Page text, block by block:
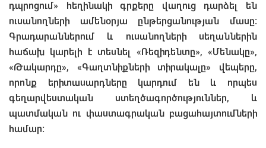
դպրոցում» հեղինակի գրքերը վաղուց դարձել են
ուսանողների ամենօրյա ընթերցանության մասը։
Գրադարաններում և ուսանողների սեղաններին
հաճախ կարելի է տեսնել «Ռեզիդենտը», «Մենակը»,
«Թակարդը», «Գաղտնիքների տիրակալը» վեպերը,
որոնք երիտասարդները կարդում են և որպես
գեղարվեստական ստեղծագործություններ, և
պատմական ու փաստագրական բացահայտումների
համար։